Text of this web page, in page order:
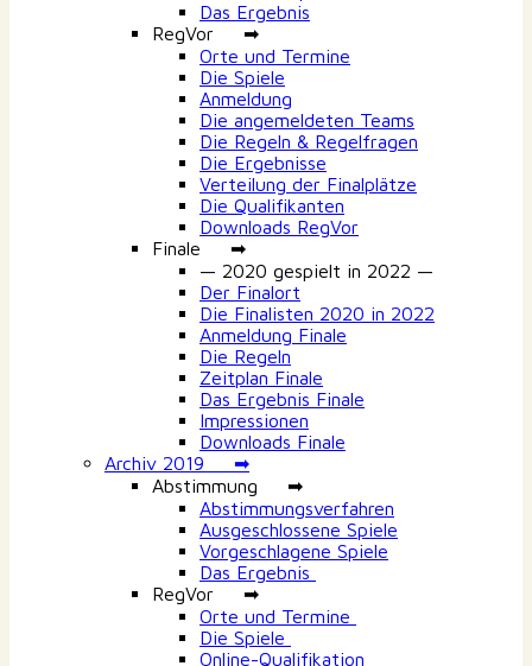
Das Ergebnis
RegVor ➡
Orte und Termine
Die Spiele
Anmeldung
Die angemeldeten Teams
Die Regeln & Regelfragen
Die Ergebnisse
Verteilung der Finalplätze
Die Qualifikanten
Downloads RegVor
Finale ➡
— 2020 gespielt in 2022 —
Der Finalort
Die Finalisten 2020 in 2022
Anmeldung Finale
Die Regeln
Zeitplan Finale
Das Ergebnis Finale
Impressionen
Downloads Finale
Archiv 2019 ➡
Abstimmung ➡
Abstimmungsverfahren
Ausgeschlossene Spiele
Vorgeschlagene Spiele
Das Ergebnis
RegVor ➡
Orte und Termine
Die Spiele
Online-Qualifikation